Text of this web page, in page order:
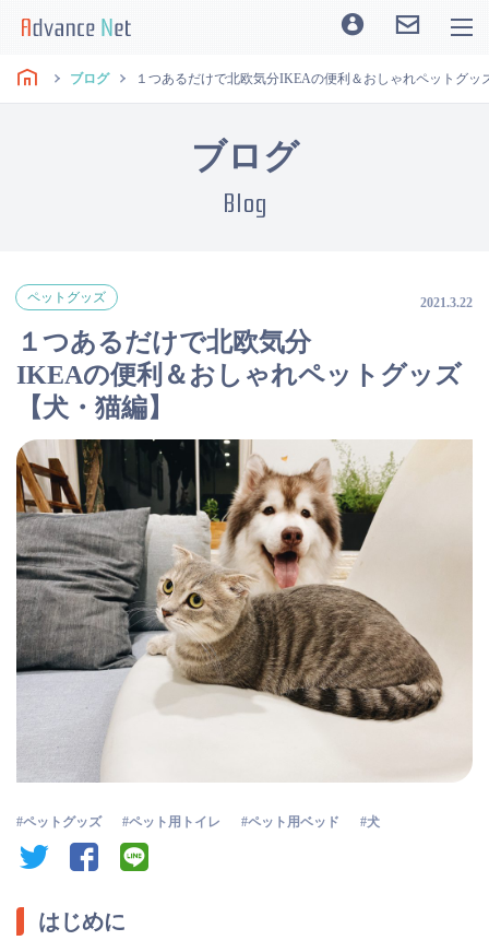
ブログ １つあるだけで北欧気分IKEAの便利＆おしゃれペットグッ
ブログ
Blog
ペットグッズ 2021.3.22
１つあるだけで北欧気分
IKEAの便利＆おしゃれペットグッズ
【犬・猫編】
ペットグッズ ペット用トイレ ペット用ベッド 犬
twitter facebook
はじめに